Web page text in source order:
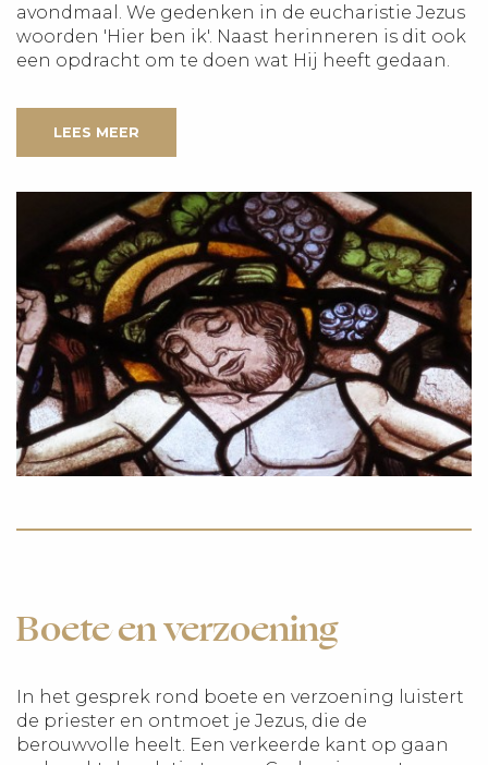
avondmaal. We gedenken in de eucharistie Jezus
woorden 'Hier ben ik'. Naast herinneren is dit ook
een opdracht om te doen wat Hij heeft gedaan.
LEES MEER
Boete en verzoening
In het gesprek rond boete en verzoening luistert
de priester en ontmoet je Jezus, die de
berouwvolle heelt. Een verkeerde kant op gaan